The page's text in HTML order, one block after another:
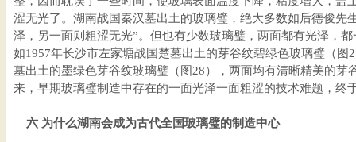
涩无光了。湖南战国秦汉墓出土的玻璃璧，绝大多数如后德俊先
泽，另一面则粗涩无光”。但也有少数玻璃璧，两面都有光泽，
如1957年长沙市左家塘战国楚墓出土的芽谷纹碧绿色玻璃璧（图
墓出土的墨绿色芽谷纹玻璃璧（图28），两面均有清晰精美的芽
来，早期玻璃璧制造中存在的一面光泽一面粗涩的技术难题，终
六 为什么湖南会成为古代全国玻璃璧的制造中心